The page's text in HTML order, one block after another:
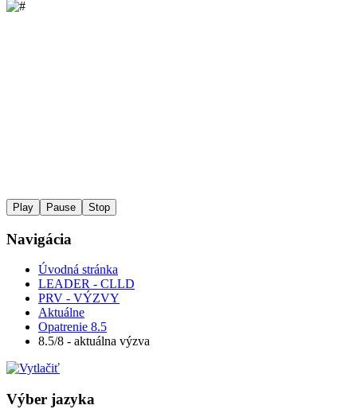
Play Pause Stop
Navigácia
Úvodná stránka
LEADER - CLLD
PRV - VÝZVY
Aktuálne
Opatrenie 8.5
8.5/8 - aktuálna výzva
Výber jazyka